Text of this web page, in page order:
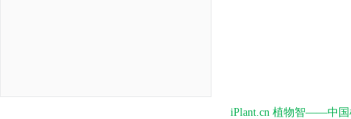
iPlant.cn 植物智——中国